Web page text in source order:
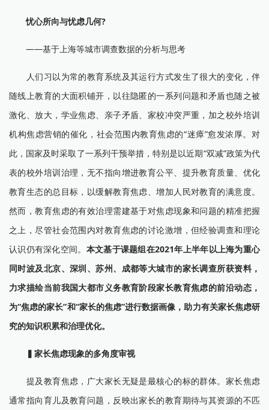
忧心所向与忧虑几何?
——基于上海等城市调查数据的分析与思考
人们习以为常的教育系统及其运行方式发生了很大的变化，伴
随线上教育的大面积铺开，以往隐匿的一系列问题和矛盾也随之被
激化、放大，学业焦虑、亲子矛盾、家校冲突严重，加之校外培训
机构焦虑营销的催化，社会范围内教育焦虑的“迷瘴”愈发浓厚。对
此，国家及时采取了一系列干预举措，特别是以近期“双减”政策为代
表的校外培训治理，无不指向增进教育公平、提升教育质量、优化
教育生态的总目标，以缓解教育焦虑、增加人民对教育的满意度。
然而，教育焦虑的有效治理需建基于对焦虑现象和问题的精准把握
之上，尽管社会范围内对教育焦虑的讨论激增，但经验调查和理论
认识仍有深化空间。 本文基于课题组在2021年上半年以上海为重心
同时波及北京、深圳、苏州、成都等大城市的家长调查所获资料，
力求描绘当前我国大都市义务教育阶段家长教育焦虑的前沿动态，
为“焦虑的家长”和“家长的焦虑”进行数据画像，助力有关家长焦虑研
究的知识积累和治理优化。
▍ 家长焦虑现象的多角度审视
提及教育焦虑，广大家长无疑是最核心的标的群体。家长焦虑
通常指向育儿及教育问题，反映出家长的教育期待与其资源的不匹